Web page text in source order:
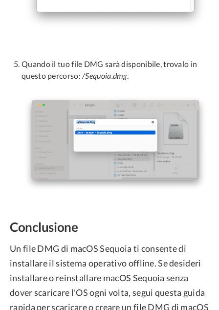
Quando il tuo file DMG sarà disponibile, trovalo in
questo percorso:/Sequoia.dmg.
Conclusione
Un file DMG di macOS Sequoia ti consente di
installare il sistema operativo offline. Se desideri
installare o reinstallare macOS Sequoia senza
dover scaricare l'OS ogni volta, segui questa guida
rapida per scaricare o creare un file DMG di macOS